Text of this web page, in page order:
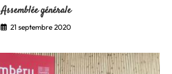
Assemblée générale
21 septembre 2020